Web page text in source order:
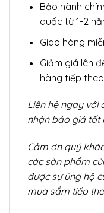
Bảo hành
quốc từ 1-2
Giao hàng
Giảm giá lên
hàng tiếp
Liên hệ ngay với
nhận báo giá tốt
Cảm ơn quý
các sản phẩm
được sự ủng hộ
mua sắm tiếp